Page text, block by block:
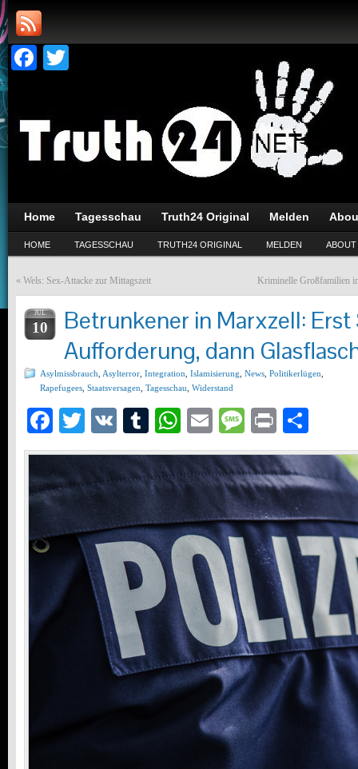
Facebook
Home Tagesschau Truth24 Original Melden
HOME TAGESSCHAU TRUTH24 ORIGINAL MELDEN ABOUT
« Wels: Sex-Attacke zur Mittagszeit Kriminelle Großfamilien
JUL
10
Betrunkener in Marxzell: Erst
Aufforderung, dann
Asylmissbrauch Asylterror Integration Islamisierung News Politikerlügen
Rapefugees Staatsversagen Tagesschau Widerstand
Facebook
Twitter
VK Tumblr
WhatsApp
EmailMessage
Print